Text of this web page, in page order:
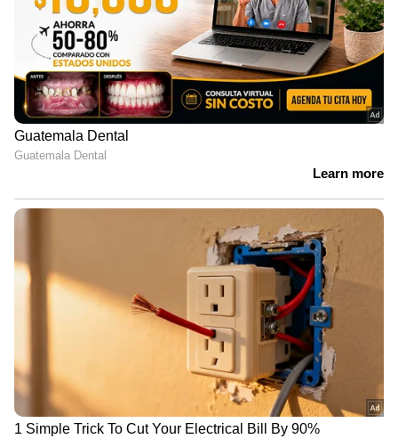
ഗള്‍ഫിലെ ഒരു വ്യോമതാവളത്തിലുള്ള
അമേരിക്കയുടെ ഇന്ധനം നിറയ്ക്കുന്ന
വിമാനങ്ങള്‍ക്കും നിരീക്ഷണ വിമാനങ്ങള്‍ക്കും
കടുത്ത നാശനഷ്ടം സംഭവിച്ചതായി റിപ്പോര്‍ട്ട്
പറയുന്നു. 70 കോടി ഡോളര്‍ വരെ ചിലവ്
വരുന്ന ഇ-3 സെന്‍ട്രി നിരീക്ഷണ വിമാനവും
രാജ്യത്തെ യു എസ് താവളത്തില്‍ നടത്തിയ
ആക്രമണത്തില്‍ ഉപഗ്രഹ ആശയവിനിമയ
ഉപകരണങ്ങള്‍ക്ക് വ്യാപക നാശം സംഭവിച്ചു.
പെന്റഗണിന്റെ മെയ് മാസത്തെ കണക്ക്
അനുസരിച്ച് ഓപ്പറേഷന്‍ എപിക് ഫ്യൂറിയുടെ
ആകെ ചിലവ് 2900 കോടി ഡോളറാണ്. ഇതില്‍
വലിയൊരു പങ്ക് ആക്രമണത്തില്‍ തകര്‍ന്ന
ഉപകരണങ്ങളുടെ അറ്റകുറ്റപ്പണികള്‍ക്കോ